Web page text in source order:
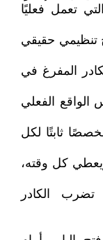
تعمل فعليًا
تنظيمي حقيقي
المفرغ في
الواقع الفعلي
ثابتًا لكل
كل وقته،
تضرب الكادر